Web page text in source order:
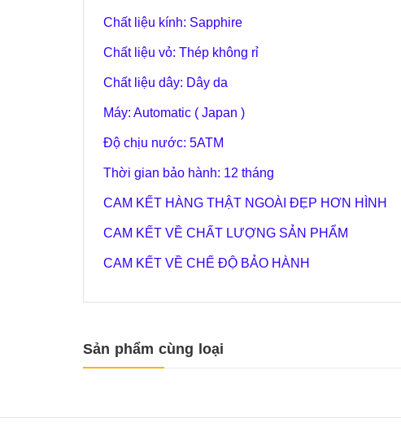
Chất liệu kính: Sapphire
Chất liệu vỏ: Thép không rỉ
Chất liệu dây: Dây da
Máy: Automatic ( Japan )
Độ chịu nước: 5ATM
Thời gian bảo hành: 12 tháng
CAM KẾT HÀNG THẬT NGOÀI ĐẸP HƠN HÌNH
CAM KẾT VỀ CHẤT LƯỢNG SẢN PHẨM
CAM KẾT VỀ CHẾ ĐỘ BẢO HÀNH
Sản phẩm cùng loại